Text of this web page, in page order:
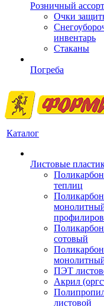
Розничный
Очки
инвентарь
Стаканы
Погреба
Каталог
Листовые
теплиц
сотовый
ПЭТ
Акрил
листовой